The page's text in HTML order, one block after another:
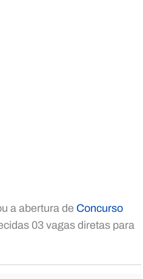
a abertura de Concurso
03 vagas diretas para